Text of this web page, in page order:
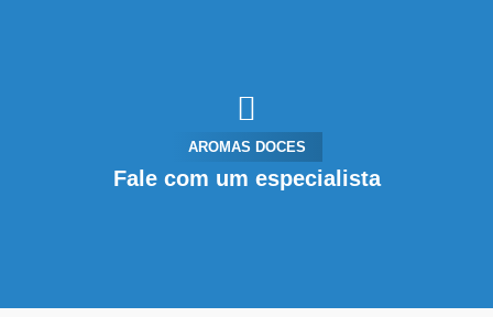
AROMAS DOCES
Fale com um especialista